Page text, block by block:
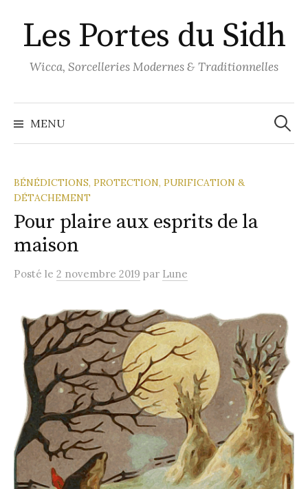
au
contenu
Les Portes du Sidh
Wicca, Sorcelleries Modernes & Traditionnelles
MENU
BÉNÉDICTIONS, PROTECTION, PURIFICATION &
DÉTACHEMENT
Pour plaire aux esprits de la
maison
Posté le 2 novembre 2019 par Lune